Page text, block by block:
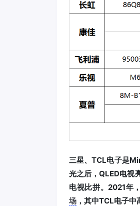
三星、TCL电子是
光之后，QLED电视
电视比拼。2021年
场 ，其中TCL电子